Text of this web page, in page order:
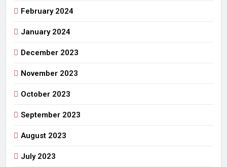
February 2024
January 2024
December 2023
November 2023
October 2023
September 2023
August 2023
July 2023